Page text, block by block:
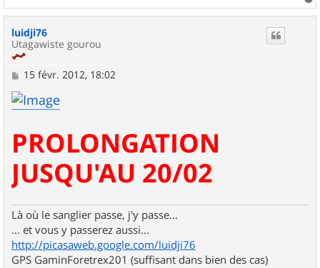
a
luidji76
Utagawiste gourou
M
s
s
e
15 févr. 2012, 18:02
PROLONGATION
JUSQU'AU 20/02
Là où le sanglier passe, j'y passe...
... et vous y passerez aussi...
http://picasaweb.google.com/luidji76
GPS GaminForetrex201 (suffisant dans bien des cas)